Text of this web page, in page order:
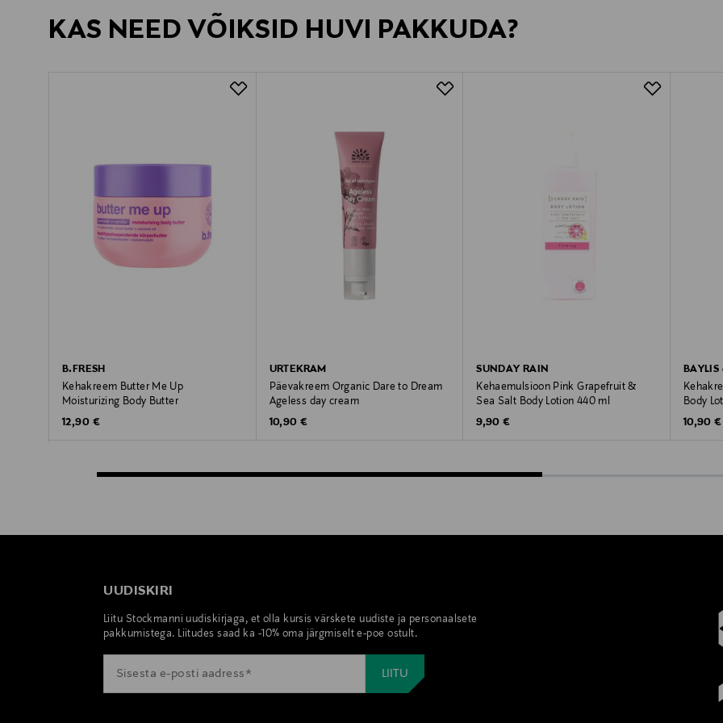
KAS NEED VÕIKSID HUVI PAKKUDA?
B.FRESH
Kehakreem Butter Me Up
Moisturizing Body Butter
Original Price
12,90 €
URTEKRAM
Päevakreem Organic Dare to Dream
Ageless day cream
Original Price
10,90 €
SUNDAY RAIN
Kehaemulsioon Pink Grapefruit &
Sea Salt Body Lotion 440 ml
Original Price
9,90 €
Body
Original
10,90 €
UUDISKIRI
Liitu Stockmanni uudiskirjaga, et olla kursis värskete uudiste ja personaalsete
pakkumistega. Liitudes saad ka -10% oma järgmiselt e-poe ostult.